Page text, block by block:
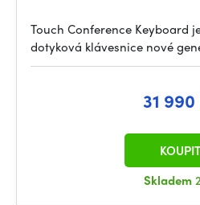
Touch Conference Keyboard
dotyková klávesnice nové
31 990
Skladem
KOUPIT